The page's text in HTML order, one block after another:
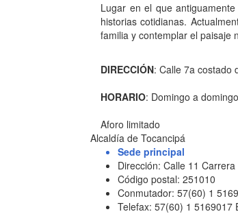
Lugar en el que
historias cotidianas.
familia y contemplar el paisaje
DIRECCIÓN: Calle 7a costado
HORARIO: Domingo a
Aforo limitado
Alcaldía de Tocancipá
Sede principal
Dirección: Calle 11
Código postal: 251010
Conmutador: 57(60) 1
Telefax: 57(60) 1 5169017